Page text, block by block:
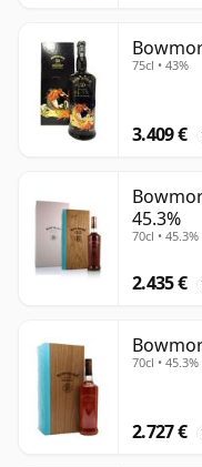
75cl • 43%
3.409 €
45.3%
70cl • 45.3%
2.435 €
70cl • 45.3%
2.727 €